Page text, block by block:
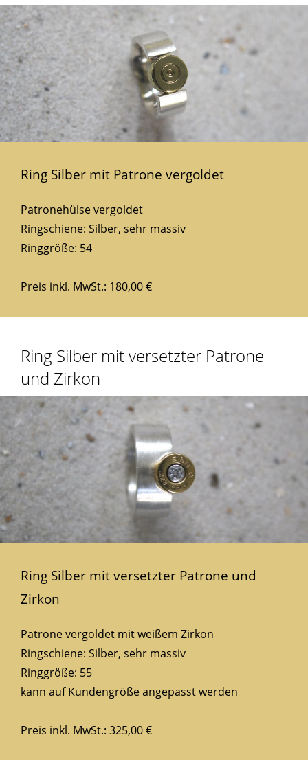
Ring Silber mit Patrone vergoldet
Patronehülse vergoldet
Ringschiene: Silber, sehr massiv
Ringgröße: 54
Preis inkl. MwSt.: 180,00 €
Ring Silber mit versetzter Patrone
und Zirkon
Ring Silber mit versetzter Patrone und
Zirkon
Patrone vergoldet mit weißem Zirkon
Ringschiene: Silber, sehr massiv
Ringgröße: 55
kann auf Kundengröße angepasst werden
Preis inkl. MwSt.: 325,00 €